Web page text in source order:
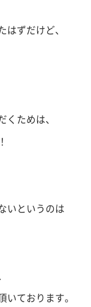
はずだけど、
ためは、
いというのは
ております。